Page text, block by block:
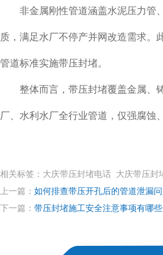
非金属刚性管道涵盖水泥压力管、
质，满足水厂不停产并网改造需求。
管道标准实施带压封堵。
整体而言，带压封堵覆盖金属、铸
厂、水利水厂全行业管道，仅强腐蚀
相关标签：大庆带压封堵电话 大庆带压封
上一篇： 如何排查带压开孔后的管道泄漏
下一篇： 带压封堵施工安全注意事项有哪些